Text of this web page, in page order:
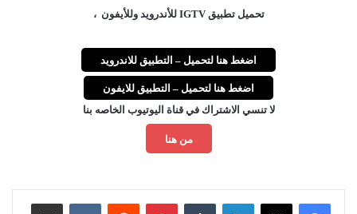
تحميل تطبيق IGTV للأندرويد وللأيفون ،
اضغط هنا لتحميل – التطبيق للاندرويد
اضغط هنا لتحميل – التطبيق للايفون
لا تنسي الاشتراك في قناة اليوتيوب الخاصه بنا
من هنا
لينكدإن بينتيريست مشاركة عبر البريد